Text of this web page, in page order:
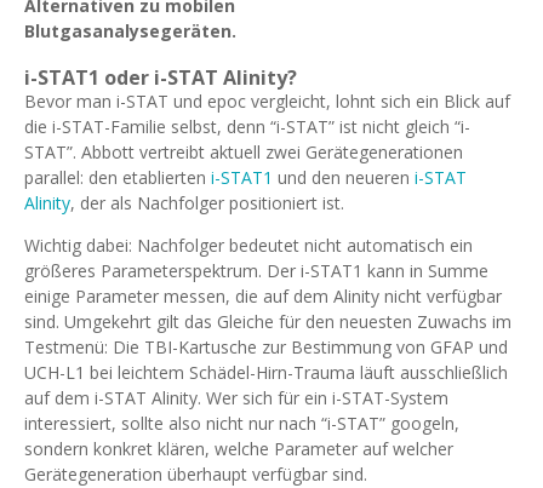
Alternativen zu mobilen
Blutgasanalysegeräten.
i-STAT1 oder i-STAT Alinity?
Bevor man i-STAT und epoc vergleicht, lohnt sich ein Blick auf
die i-STAT-Familie selbst, denn “i-STAT” ist nicht gleich “i-
STAT”. Abbott vertreibt aktuell zwei Gerätegenerationen
parallel: den etablierten i-STAT1 und den neueren i-STAT
Alinity, der als Nachfolger positioniert ist.
Wichtig dabei: Nachfolger bedeutet nicht automatisch ein
größeres Parameterspektrum. Der i-STAT1 kann in Summe
einige Parameter messen, die auf dem Alinity nicht verfügbar
sind. Umgekehrt gilt das Gleiche für den neuesten Zuwachs im
Testmenü: Die TBI-Kartusche zur Bestimmung von GFAP und
UCH-L1 bei leichtem Schädel-Hirn-Trauma läuft ausschließlich
auf dem i-STAT Alinity. Wer sich für ein i-STAT-System
interessiert, sollte also nicht nur nach “i-STAT” googeln,
sondern konkret klären, welche Parameter auf welcher
Gerätegeneration überhaupt verfügbar sind.